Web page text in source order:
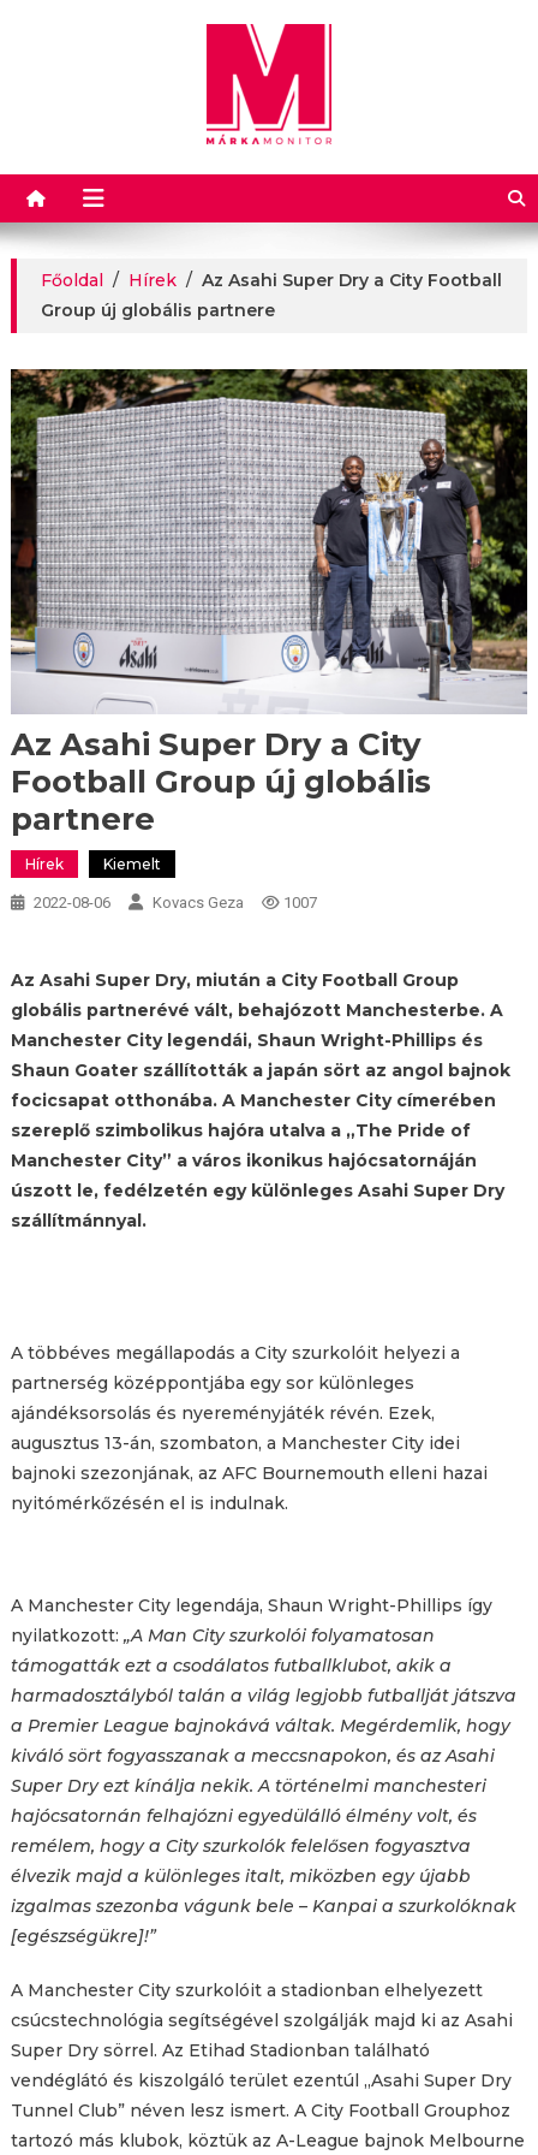
Márkamonitor
Főoldal / Hírek / Az Asahi Super Dry a City Football
Group új globális partnere
Az Asahi Super Dry a City
Football Group új globális
partnere
Hírek Kiemelt
2022-08-06 Kovacs Geza 1007
Az Asahi Super Dry, miután a City Football Group
globális partnerévé vált, behajózott Manchesterbe. A
Manchester City legendái, Shaun Wright-Phillips és
Shaun Goater szállították a japán sört az angol bajnok
focicsapat otthonába. A Manchester City címerében
szereplő szimbolikus hajóra utalva a „The Pride of
Manchester City” a város ikonikus hajócsatornáján
úszott le, fedélzetén egy különleges Asahi Super Dry
szállítmánnyal.
A többéves megállapodás a City szurkolóit helyezi a
partnerség középpontjába egy sor különleges
ajándéksorsolás és nyereményjáték révén. Ezek,
augusztus 13-án, szombaton, a Manchester City idei
bajnoki szezonjának, az AFC Bournemouth elleni hazai
nyitómérkőzésén el is indulnak.
A Manchester City legendája, Shaun Wright-Phillips így
nyilatkozott: „A Man City szurkolói folyamatosan
támogatták ezt a csodálatos futballklubot, akik a
harmadosztályból talán a világ legjobb futballját játszva
a Premier League bajnokává váltak. Megérdemlik, hogy
kiváló sört fogyasszanak a meccsnapokon, és az Asahi
Super Dry ezt kínálja nekik. A történelmi manchesteri
hajócsatornán felhajózni egyedülálló élmény volt, és
remélem, hogy a City szurkolók felelősen fogyasztva
élvezik majd a különleges italt, miközben egy újabb
izgalmas szezonba vágunk bele – Kanpai a szurkolóknak
[egészségükre]!”
A Manchester City szurkolóit a stadionban elhelyezett
csúcstechnológia segítségével szolgálják majd ki az Asahi
Super Dry sörrel. Az Etihad Stadionban található
vendéglátó és kiszolgáló terület ezentúl „Asahi Super Dry
Tunnel Club” néven lesz ismert. A City Football Grouphoz
tartozó más klubok, köztük az A-League bajnok Melbourne